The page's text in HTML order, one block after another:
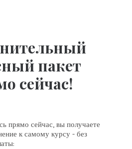
пакет
сейчас!
прямо сейчас, вы получаете
к самому курсу - без